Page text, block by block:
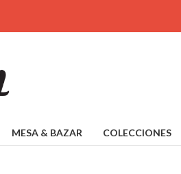
12
MESA & BAZAR COLECCIONES